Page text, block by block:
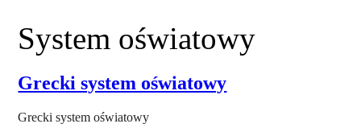
System oświatowy
Grecki system oświatowy